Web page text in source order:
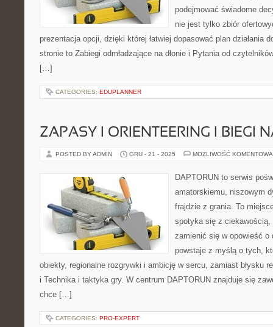
podejmować świadome
nie jest tylko zbiór
prezentacja opcji, dzięki której łatwiej dopasować plan działania
stronie to Zabiegi odmładzające na dłonie i Pytania od
[…]
CATEGORIES: EDUPLANNER
ZAPASY I ORIENTEERING I BIEGI
POSTED BY ADMIN GRU - 21 - 2025 MOŻLIWOŚĆ
DAPTORUN to serwis
amatorskiemu, niszowym
frajdzie z grania. To
spotyka się z ciekawością,
zamienić się w opowieść o
powstaje z myślą o tych,
obiekty, regionalne rozgrywki i ambicję w sercu, zamiast błysku
i Technika i taktyka gry. W centrum DAPTORUN znajduje się
chce […]
CATEGORIES: PRO-EXPERT